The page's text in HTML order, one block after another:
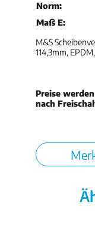
Norm:
Maß E:
M&S
114,3mm,
Preise
nach